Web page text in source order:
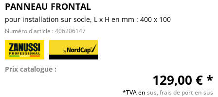
PANNEAU FRONTAL
pour installation sur socle, L x H en mm : 400 x 100
Numéro d'article : 406206147
Prix catalogue :
129,00 € *
*TVA en sus, frais de port en sus